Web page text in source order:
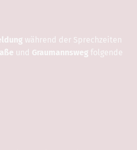
während der Sprechzeiten
und Graumannsweg folgende